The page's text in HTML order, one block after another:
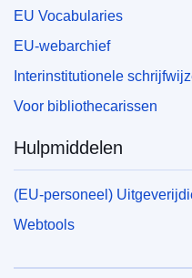
EU Vocabularies
EU-webarchief
Interinstitutionele
Voor bibliothecarissen
Hulpmiddelen
(EU-personeel)
Webtools